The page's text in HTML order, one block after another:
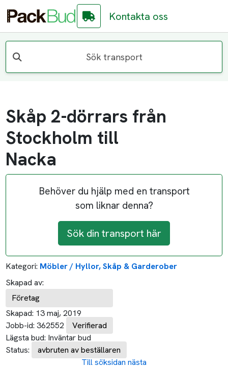
Kontakta oss
Sök transport
Skåp 2-dörrars från
Stockholm till
Nacka
Behöver du hjälp med en transport
som liknar denna?
Sök din transport här
Kategori: Möbler / Hyllor, Skåp & Garderober
Skapad av:
Företag
Skapad: 13 maj, 2019
Jobb-id: 362552
Verifierad
Lägsta bud: Inväntar bud
Status:
avbruten av beställaren
Till söksidan nästa